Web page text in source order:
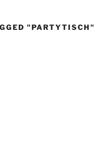
"PARTYTISCH"